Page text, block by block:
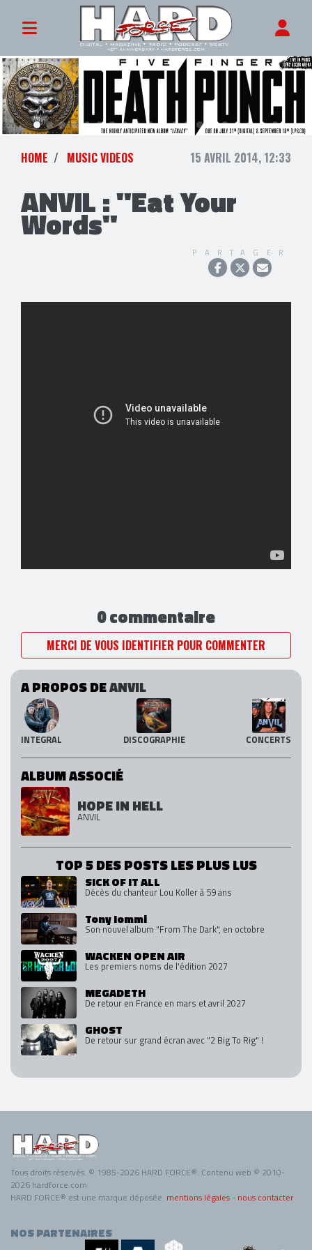
HOME MUSIC VIDEOS 15 AVRIL 2014, 12:33
ANVIL : "Eat Your
Words"
PARTAGER
0 commentaire
MERCI DE VOUS IDENTIFIER POUR COMMENTER
A PROPOS DEANVIL
INTEGRAL DISCOGRAPHIE CONCERTS
ALBUM ASSOCIÉ
HOPE IN HELL
ANVIL
TOP 5 DES POSTS LES PLUS LUS
SICK OF IT ALL
Décès du chanteur Lou Koller à 59 ans
Tony Iommi
Son nouvel album "From The Dark", en octobre
WACKEN OPEN AIR
Les premiers noms de l'édition 2027
MEGADETH
De retour en France en mars et avril 2027
GHOST
De retour sur grand écran avec "2 Big To Rig" !
Tous droits réservés. © 1985-2026 HARD FORCE®. Contenu web © 2010-
2026 hardforce.com
HARD FORCE® est une marque déposée. mentions légales - nous contacter
NOS PARTENAIRES